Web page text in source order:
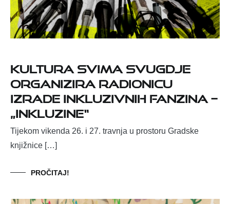
Kultura svima svugdje
organizira radionicu
izrade inkluzivnih fanzina –
„InkluZiNE“
Tijekom vikenda 26. i 27. travnja u prostoru Gradske
knjižnice […]
PROČITAJ!